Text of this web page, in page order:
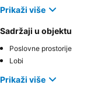
Prikaži više
Sadržaji u objektu
Poslovne prostorije
Lobi
Prikaži više